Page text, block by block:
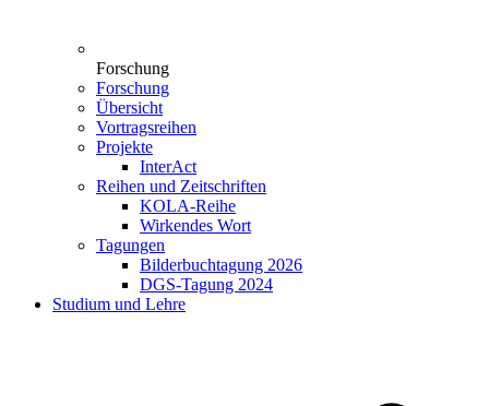
Forschung
Forschung
Übersicht
Vortragsreihen
Projekte
InterAct
Reihen und Zeitschriften
KOLA-Reihe
Wirkendes Wort
Tagungen
Bilderbuchtagung 2026
DGS-Tagung 2024
Studium und Lehre